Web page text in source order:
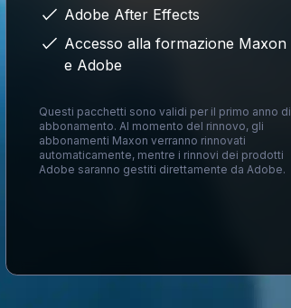
Adobe After Effects
Accesso alla formazione Maxon
e Adobe
Questi pacchetti sono validi per il primo anno di
abbonamento. Al momento del rinnovo, gli
abbonamenti Maxon verranno rinnovati
automaticamente, mentre i rinnovi dei prodotti
Adobe saranno gestiti direttamente da Adobe.